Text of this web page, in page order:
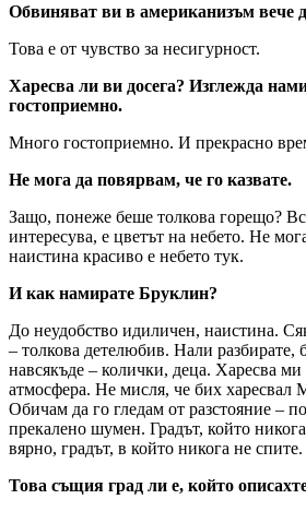
Обвиняват ви в американизъм вече
Това е от чувство за несигурност.
Харесва ли ви досега? Изглежда
гостоприемно.
Много гостоприемно. И прекрасно
Не мога да повярвам, че го казвате.
Защо, понеже беше толкова горещо?
интересува, е цветът на небето. Не
наистина красиво е небето тук.
И как намирате Бруклин?
До неудобство идиличен, наистина.
– толкова детелюбив. Нали разбирате,
навсякъде – колички, деца. Харесва
атмосфера. Не мисля, че бих харесвал
Обичам да го гледам от разстояние –
прекалено шумен. Градът, който
вярно, градът, в който никога не спите.
Това същия град ли е, който